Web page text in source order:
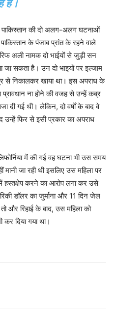
हैं।
पाकिस्तान की दो अलग-अलग घटनाओं
के पंजाब प्रांत के रहने वाले
अली नामक दो भाईयों से जुड़ी सन
जा सकता है। उन दो भाइयों पर इल्जाम
से निकालकर खाया था। इस अपराध के
ना होने की वजह से उन्हें कब्र
दी गई थी। लेकिन, दो वर्षों के बाद वे
फिर से इसी प्रकार का अपराध
में की गई वह घटना भी उस समय
जा रही थी इसलिए उस महिला पर
करने का आरोप लगा कर उसे
डाॅलर का जुर्माना और 11 दिन जेल
और रिहाई के बाद, उस महिला को
दिया गया था।